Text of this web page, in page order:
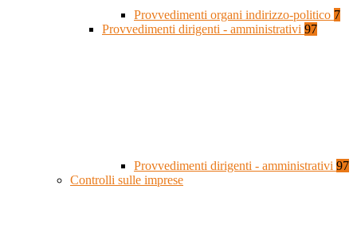
Provvedimenti organi indirizzo-politico 7
Provvedimenti dirigenti - amministrativi 97
Provvedimenti dirigenti - amministrativi 97
Controlli sulle imprese